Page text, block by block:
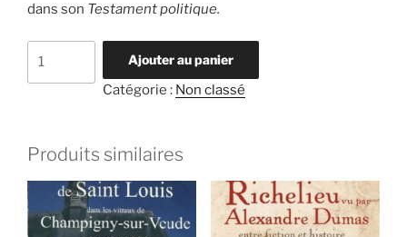
dans son Testament politique.
selon
Richelieu,
illustré
dans
Ajouter au panier
Catégorie : Non classé
Produits similaires